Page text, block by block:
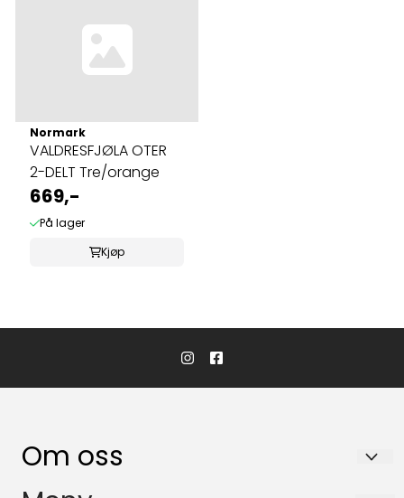
Normark
VALDRESFJØLA OTER
2-DELT Tre/orange
669,-
På lager
Kjøp
Om oss
VALLE SPORT AS